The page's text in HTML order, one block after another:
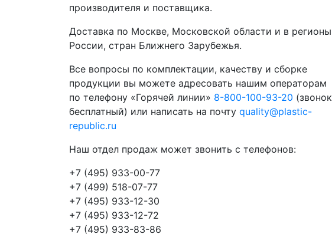
производителя и поставщика.
Доставка по Москве, Московской области и в регионы
России, стран Ближнего Зарубежья.
Все вопросы по комплектации, качеству и сборке
продукции вы можете адресовать нашим операторам
по телефону «Горячей линии» 8-800-100-93-20 (звонок
бесплатный) или написать на почту quality@plastic-
republic.ru
Наш отдел продаж может звонить с телефонов:
+7 (495) 933-00-77
+7 (499) 518-07-77
+7 (495) 933-12-30
+7 (495) 933-12-72
+7 (495) 933-83-86